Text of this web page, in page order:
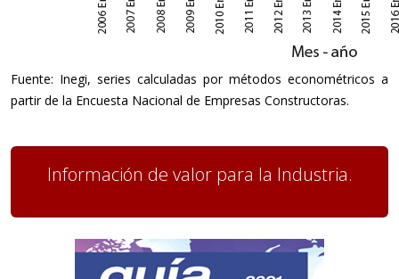
Fuente: Inegi, series calculadas por métodos econométricos a
partir de la Encuesta Nacional de Empresas Constructoras.
Información de valor para la Industria.